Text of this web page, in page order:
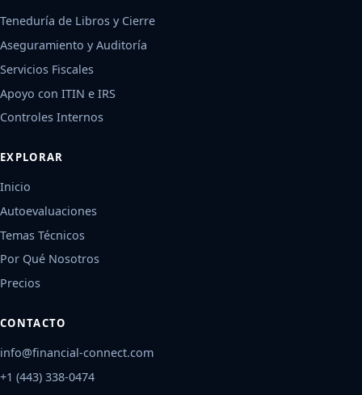
Teneduría de Libros y Cierre
Aseguramiento y Auditoría
Servicios Fiscales
Apoyo con ITIN e IRS
Controles Internos
EXPLORAR
Inicio
Autoevaluaciones
Temas Técnicos
Por Qué Nosotros
Precios
CONTACTO
info@financial-connect.com
+1 (443) 338-0474